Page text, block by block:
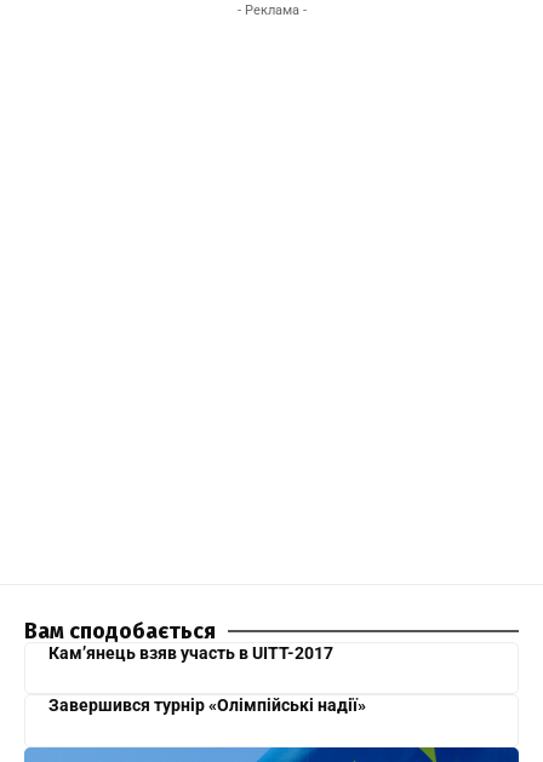
- Реклама -
Вам сподобається
Кам’янець взяв участь в UITT-2017
Завершився турнір «Олімпійські надії»